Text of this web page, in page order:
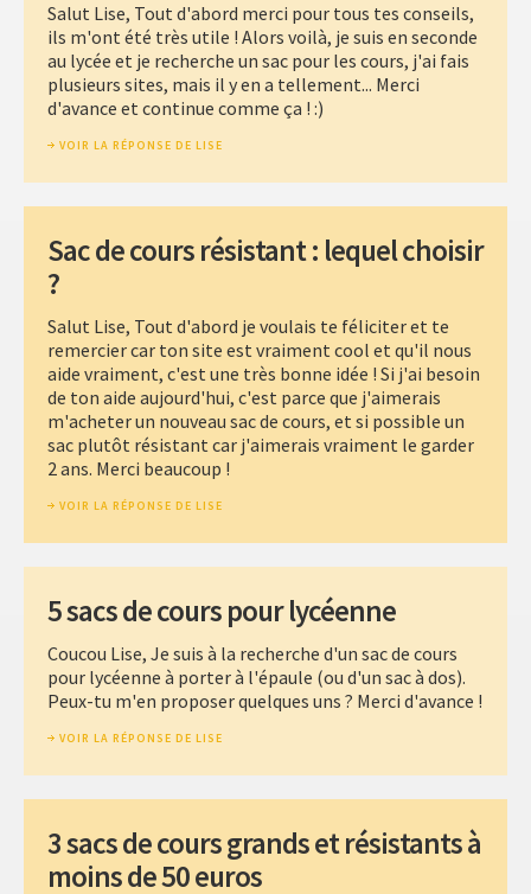
Salut Lise, Tout d'abord merci pour tous tes conseils,
ils m'ont été très utile ! Alors voilà, je suis en seconde
au lycée et je recherche un sac pour les cours, j'ai fais
plusieurs sites, mais il y en a tellement... Merci
d'avance et continue comme ça ! :)
VOIR LA RÉPONSE DE LISE
Sac de cours résistant : lequel choisir
?
Salut Lise, Tout d'abord je voulais te féliciter et te
remercier car ton site est vraiment cool et qu'il nous
aide vraiment, c'est une très bonne idée ! Si j'ai besoin
de ton aide aujourd'hui, c'est parce que j'aimerais
m'acheter un nouveau sac de cours, et si possible un
sac plutôt résistant car j'aimerais vraiment le garder
2 ans. Merci beaucoup !
VOIR LA RÉPONSE DE LISE
5 sacs de cours pour lycéenne
Coucou Lise, Je suis à la recherche d'un sac de cours
pour lycéenne à porter à l'épaule (ou d'un sac à dos).
Peux-tu m'en proposer quelques uns ? Merci d'avance !
VOIR LA RÉPONSE DE LISE
3 sacs de cours grands et résistants à
moins de 50 euros